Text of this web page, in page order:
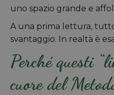
uno spazio grande e
A una prima lettura,
svantaggio. In realtà è
Perché questi
cuore del